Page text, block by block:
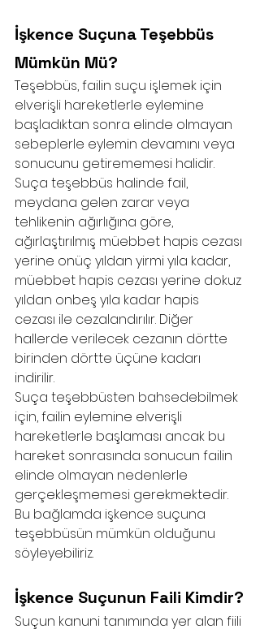
İşkence Suçuna Teşebbüs
Mümkün Mü?
Teşebbüs, failin suçu işlemek için
elverişli hareketlerle eylemine
başladıktan sonra elinde olmayan
sebeplerle eylemin devamını veya
sonucunu getirememesi halidir.
Suça teşebbüs halinde fail,
meydana gelen zarar veya
tehlikenin ağırlığına göre,
ağırlaştırılmış müebbet hapis cezası
yerine onüç yıldan yirmi yıla kadar,
müebbet hapis cezası yerine dokuz
yıldan onbeş yıla kadar hapis
cezası ile cezalandırılır. Diğer
hallerde verilecek cezanın dörtte
birinden dörtte üçüne kadarı
indirilir.
Suça teşebbüsten bahsedebilmek
için, failin eylemine elverişli
hareketlerle başlaması ancak bu
hareket sonrasında sonucun failin
elinde olmayan nedenlerle
gerçekleşmemesi gerekmektedir.
Bu bağlamda işkence suçuna
teşebbüsün mümkün olduğunu
söyleyebiliriz.
İşkence Suçunun Faili Kimdir?
Suçun kanuni tanımında yer alan fiili